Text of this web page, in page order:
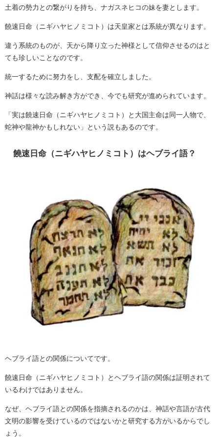
土着の勢力との繋がりを持ち、ナガスネヒコの妹を妻とします。
饒速日命（ニギハヤヒノミコト）は天皇家とは系統が異なります。
違う系統のものが、天から降り立った神様として信仰させるのはと
ても珍しいことなのです。
統一するために努力をし、支配を確立しました。
神話は様々な読み解き方ができ、今でも研究が進められています。
「実は饒速日命（ニギハヤヒノミコト）と大国主命は同一人物で、
蛇神や龍神かもしれない」という説もあるのです。
饒速日命（ニギハヤヒノミコト）はヘブライ語？
ヘブライ語との関係についてです。
饒速日命（ニギハヤヒノミコト）とヘブライ語の関係は証明されて
いるわけではありません。
なぜ、ヘブライ語との関係を指摘されるのかは、神話や言語が古代
文明の影響を受けているのではないかと研究する方がいるからでし
ょう。